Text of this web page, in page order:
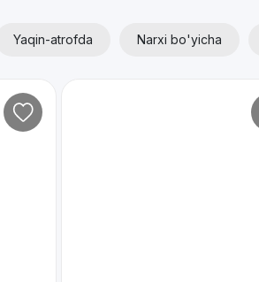
Yaqin-atrofda Narxi bo'yicha